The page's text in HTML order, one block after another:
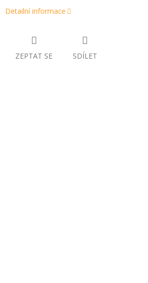
Detailní informace
ZEPTAT SE SDÍLET